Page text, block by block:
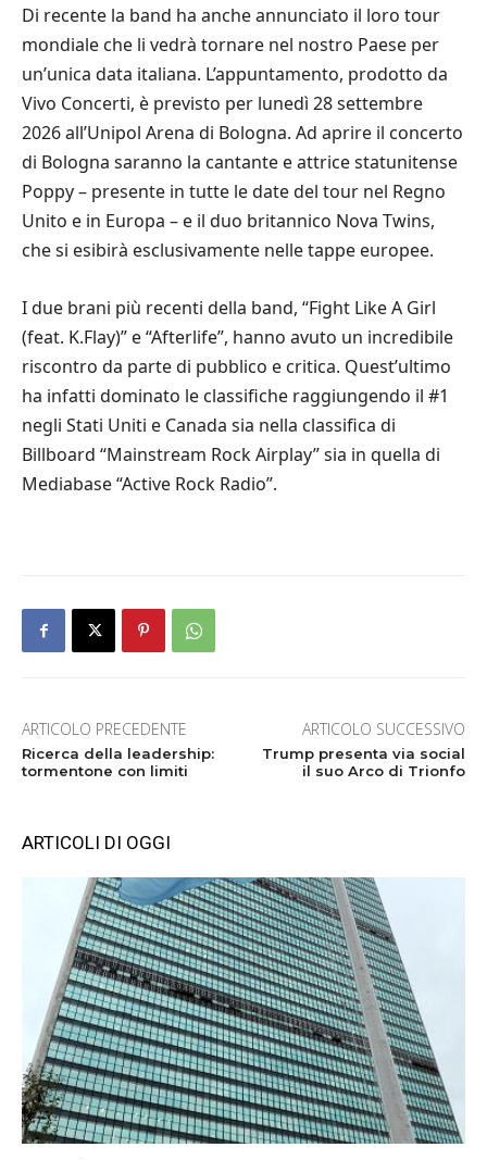
Di recente la band ha anche annunciato il loro tour
mondiale che li vedrà tornare nel nostro Paese per
un’unica data italiana. L’appuntamento, prodotto da
Vivo Concerti, è previsto per lunedì 28 settembre
2026 all’Unipol Arena di Bologna. Ad aprire il concerto
di Bologna saranno la cantante e attrice statunitense
Poppy – presente in tutte le date del tour nel Regno
Unito e in Europa – e il duo britannico Nova Twins,
che si esibirà esclusivamente nelle tappe europee.
I due brani più recenti della band, “Fight Like A Girl
(feat. K.Flay)” e “Afterlife”, hanno avuto un incredibile
riscontro da parte di pubblico e critica. Quest’ultimo
ha infatti dominato le classifiche raggiungendo il #1
negli Stati Uniti e Canada sia nella classifica di
Billboard “Mainstream Rock Airplay” sia in quella di
Mediabase “Active Rock Radio”.
ARTICOLO PRECEDENTE
Ricerca della leadership:
tormentone con limiti
ARTICOLO SUCCESSIVO
Trump presenta via social
il suo Arco di Trionfo
ARTICOLI DI OGGI